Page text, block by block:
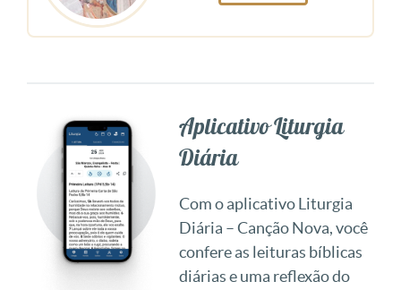
Aplicativo Liturgia
Diária
Com o aplicativo Liturgia
Diária – Canção Nova, você
confere as leituras bíblicas
diárias e uma reflexão do